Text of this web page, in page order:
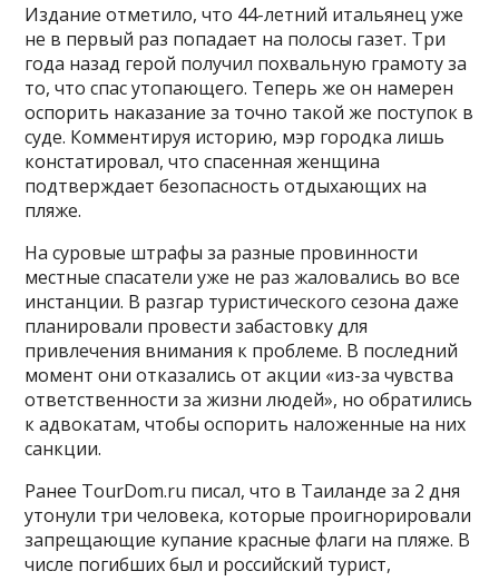
Издание отметило, что 44-летний итальянец уже
не в первый раз попадает на полосы газет. Три
года назад герой получил похвальную грамоту за
то, что спас утопающего. Теперь же он намерен
оспорить наказание за точно такой же поступок в
суде. Комментируя историю, мэр городка лишь
констатировал, что спасенная женщина
подтверждает безопасность отдыхающих на
пляже.
На суровые штрафы за разные провинности
местные спасатели уже не раз жаловались во все
инстанции. В разгар туристического сезона даже
планировали провести забастовку для
привлечения внимания к проблеме. В последний
момент они отказались от акции «из-за чувства
ответственности за жизни людей», но обратились
к адвокатам, чтобы оспорить наложенные на них
санкции.
Ранее TourDom.ru писал, что в Таиланде за 2 дня
утонули три человека, которые проигнорировали
запрещающие купание красные флаги на пляже. В
числе погибших был и российский турист,